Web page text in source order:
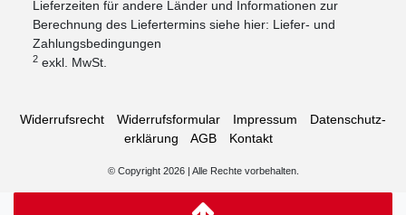
Lieferzeiten für andere Länder und Informationen zur
Berechnung des Liefertermins siehe hier: Liefer- und
Zahlungsbedingungen
2 exkl. MwSt.
Widerrufs­recht Widerrufs­formular Impressum
Daten­schutz­
erklärung
AGB Kontakt
© Copyright 2026 | Alle Rechte vorbehalten.